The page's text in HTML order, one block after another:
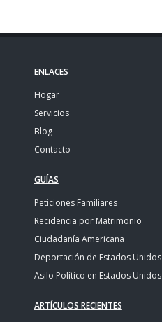
ENLACES
Hogar
Servicios
Blog
Contacto
GUÍAS
Peticiones Familiares
Recidencia por Matrimonio
Ciudadanía Americana
Deportación de Estados Unidos
Asilo Político en Estados Unidos
ARTÍCULOS RECIENTES